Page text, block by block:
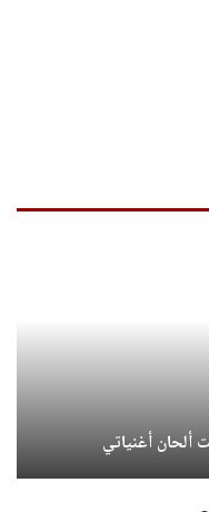
أغنياتي